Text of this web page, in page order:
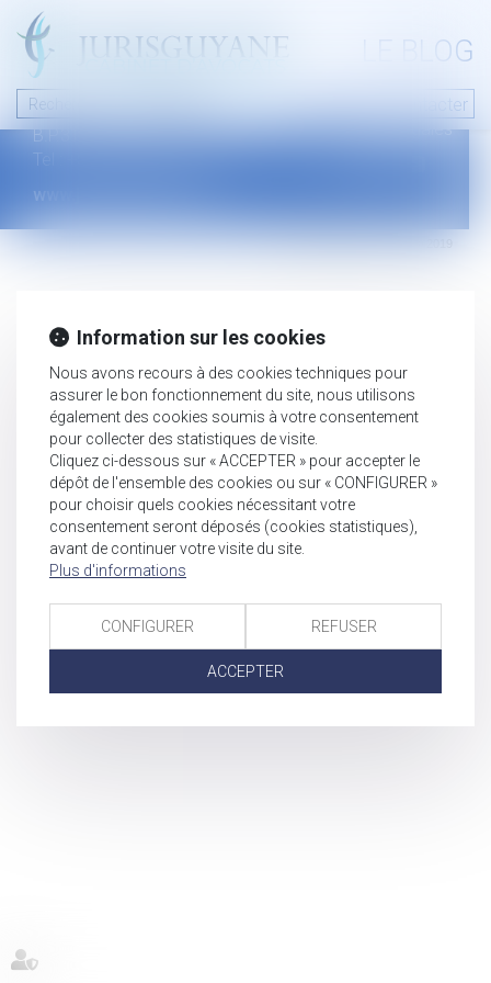
LE BLOG
Nous contacter
46 avenue de la liberté
B.P.315 - 97327 Cayenne Cedex
Tel : +594 594 29 45 35
www.jurisguyane.com
Mentions légales
Information sur les cookies
Nous avons recours à des cookies techniques pour
assurer le bon fonctionnement du site, nous utilisons
également des cookies soumis à votre consentement
pour collecter des statistiques de visite.
Cliquez ci-dessous sur « ACCEPTER » pour accepter le
dépôt de l'ensemble des cookies ou sur « CONFIGURER »
pour choisir quels cookies nécessitant votre
consentement seront déposés (cookies statistiques),
avant de continuer votre visite du site.
Plus d'informations
CONFIGURER REFUSER
ACCEPTER